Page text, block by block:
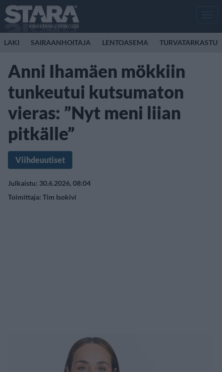
LAKI SAIRAANHOITAJA LENTOASEMA TURVATARKASTUS
Anni Ihamäen mökkiin
tunkeutui kutsumaton
vieras: ”Nyt meni liian
pitkälle”
Viihdeuutiset
Julkaistu: 30.6.2026, 08:04
Toimittaja: Tim Isokivi